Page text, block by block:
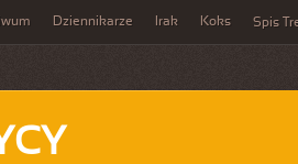
Dziennikarze Irak Koks Spis